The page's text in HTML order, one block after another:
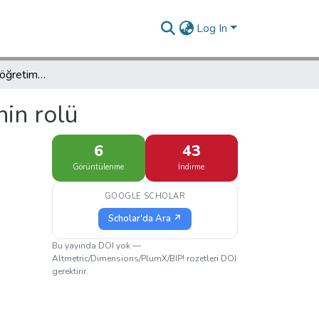
Log In
Bilgisayar destekli öğretimde öğretmenin rolü
rolü
6
Görüntülenme
43
İndirme
GOOGLE SCHOLAR
Scholar'da Ara ↗
Bu yayında DOI yok —
Altmetric/Dimensions/PlumX/BIP! rozetleri DOI
gerektirir.